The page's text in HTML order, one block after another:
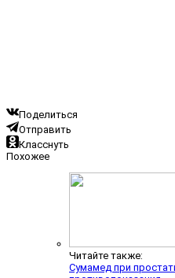
Поделиться
Отправить
Класснуть
Похожее
Читайте также:
Сумамед при